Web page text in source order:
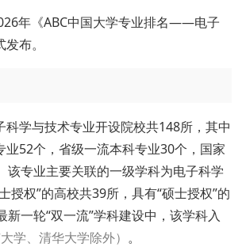
年《ABC中国大学专业排名——电子
布。
科学与技术专业开设院校共148所，其中
业52个，省级一流本科专业30个，国家
该专业主要关联的一级学科为电子科学
授权”的高校共39所，具有“硕士授权”的
新一轮“双一流”学科建设中，该学科入
学、清华大学除外） 。